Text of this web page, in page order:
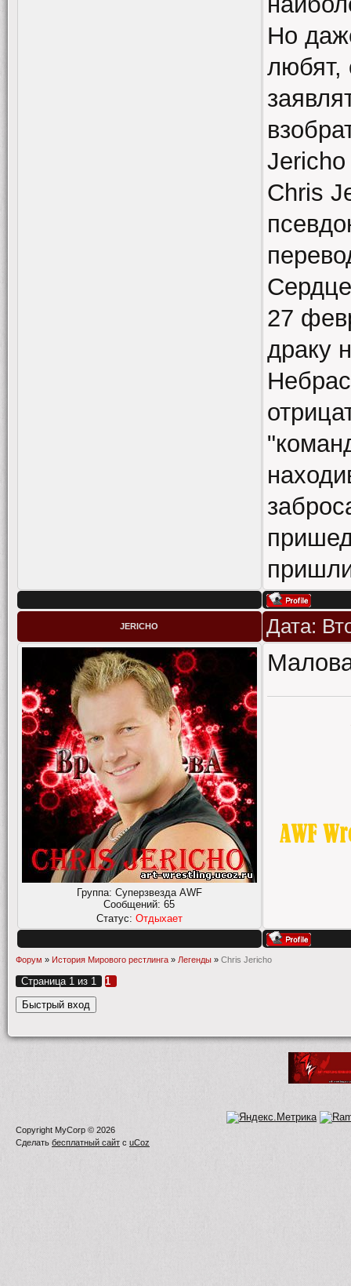
Но
любят,
Jericho
Chris
27
драку
JERICHO Дата:
Группа: Суперзвезда AWF
Сообщений:65
Статус: Отдыхает
Форум » История Мирового рестлинга » Легенды » Chris Jericho
Страница 1 из 1 1
Copyright MyCorp © 2026
Сделать бесплатный сайт с uCoz